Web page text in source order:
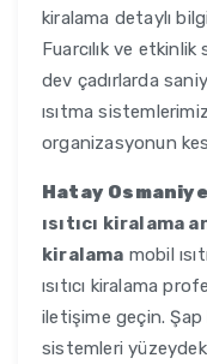
kiralama detaylı
Fuarcılık ve
dev çadırlarda
ısıtma
organizasyonun
Hatay
ısıtıcı kiralama
kiralama mobil
ısıtıcı kiralama
iletişime geçin.
sistemleri